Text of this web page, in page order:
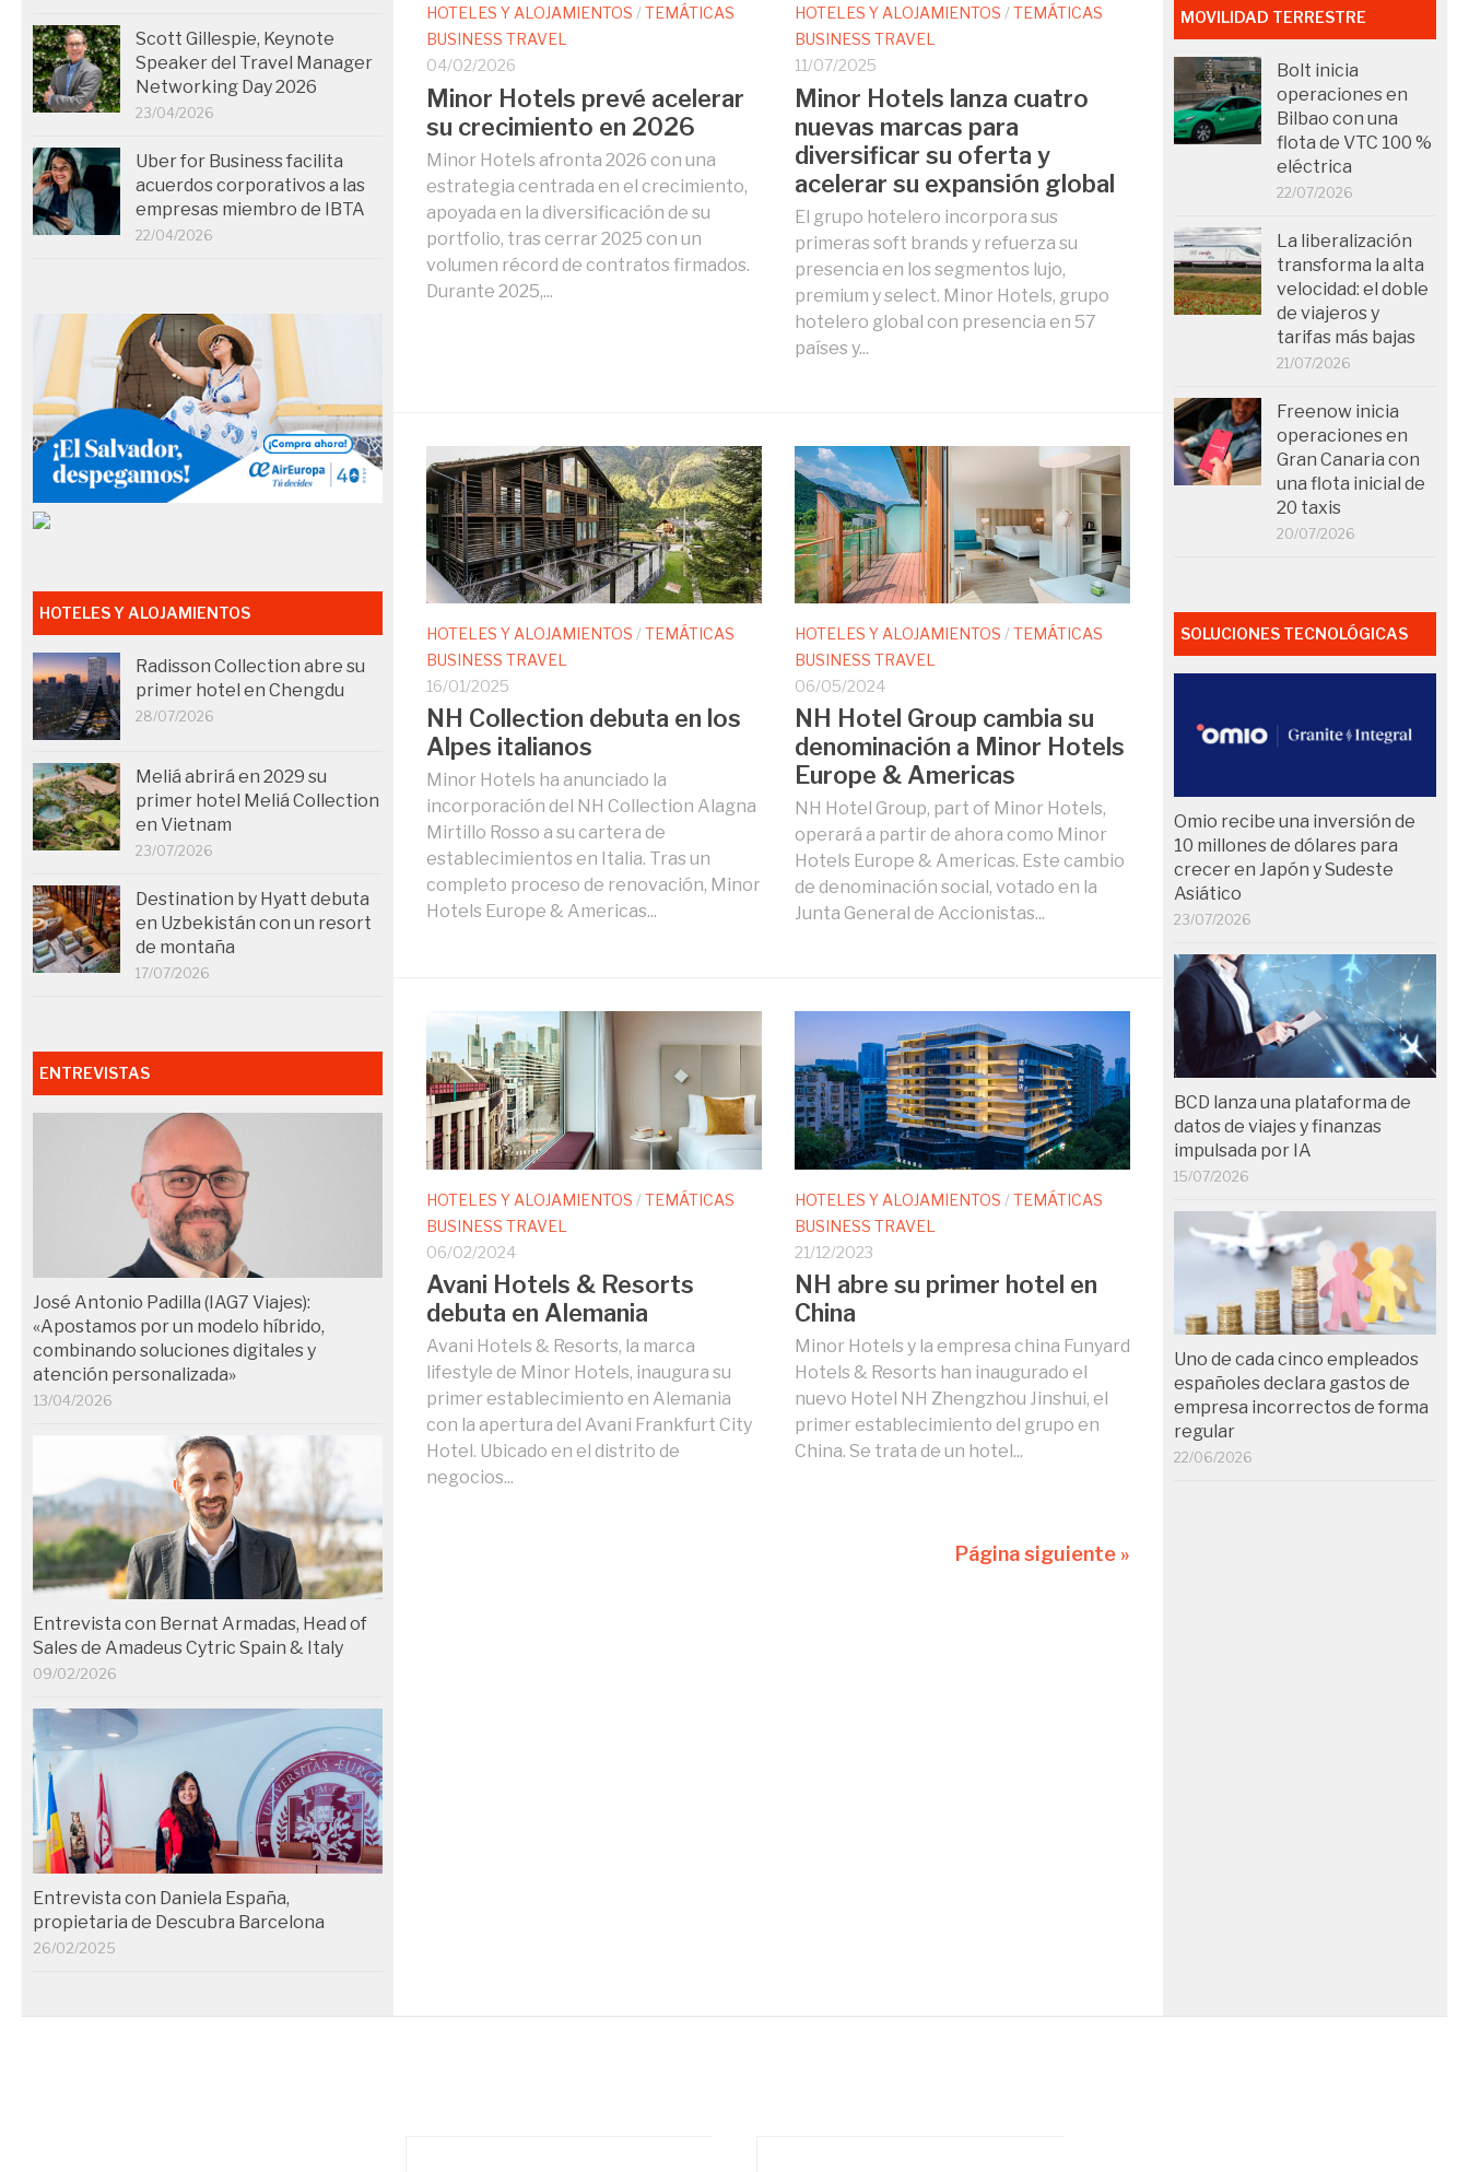
HOTELES Y ALOJAMIENTOS /TEMÁTICAS
BUSINESS TRAVEL
04/02/2026
Minor Hotels prevé acelerar
su crecimiento en 2026
Minor Hotels afronta 2026 con una
estrategia centrada en el crecimiento,
apoyada en la diversificación de su
portfolio, tras cerrar 2025 con un
volumen récord de contratos firmados.
Durante 2025,...
HOTELES Y ALOJAMIENTOS /TEMÁTICAS
BUSINESS TRAVEL
11/07/2025
Minor Hotels lanza cuatro
nuevas marcas para
diversificar su oferta y
acelerar su expansión global
El grupo hotelero incorpora sus
primeras soft brands y refuerza su
presencia en los segmentos lujo,
premium y select. Minor Hotels, grupo
hotelero global con presencia en 57
países y...
HOTELES Y ALOJAMIENTOS /TEMÁTICAS
BUSINESS TRAVEL
16/01/2025
NH Collection debuta en los
Alpes italianos
Minor Hotels ha anunciado la
incorporación del NH Collection Alagna
Mirtillo Rosso a su cartera de
establecimientos en Italia. Tras un
completo proceso de renovación, Minor
Hotels Europe & Americas...
HOTELES Y ALOJAMIENTOS /TEMÁTICAS
BUSINESS TRAVEL
06/05/2024
NH Hotel Group cambia su
denominación a Minor Hotels
Europe & Americas
NH Hotel Group, part of Minor Hotels,
operará a partir de ahora como Minor
Hotels Europe & Americas. Este cambio
de denominación social, votado en la
Junta General de Accionistas...
HOTELES Y ALOJAMIENTOS /TEMÁTICAS
BUSINESS TRAVEL
06/02/2024
Avani Hotels & Resorts
debuta en Alemania
Avani Hotels & Resorts, la marca
lifestyle de Minor Hotels, inaugura su
primer establecimiento en Alemania
con la apertura del Avani Frankfurt City
Hotel. Ubicado en el distrito de
negocios...
HOTELES Y ALOJAMIENTOS /TEMÁTICAS
BUSINESS TRAVEL
21/12/2023
NH abre su primer hotel en
China
Minor Hotels y la empresa china Funyard
Hotels & Resorts han inaugurado el
nuevo Hotel NH Zhengzhou Jinshui, el
primer establecimiento del grupo en
China. Se trata de un hotel...
Página siguiente »
Scott Gillespie, Keynote
Speaker del Travel Manager
Networking Day 2026
23/04/2026
Uber for Business facilita
acuerdos corporativos a las
empresas miembro de IBTA
22/04/2026
HOTELES Y ALOJAMIENTOS
Radisson Collection abre su
primer hotel en Chengdu
28/07/2026
Meliá abrirá en 2029 su
primer hotel Meliá Collection
en Vietnam
23/07/2026
Destination by Hyatt debuta
en Uzbekistán con un resort
de montaña
17/07/2026
ENTREVISTAS
José Antonio Padilla (IAG7 Viajes):
«Apostamos por un modelo híbrido,
combinando soluciones digitales y
atención personalizada»
13/04/2026
Entrevista con Bernat Armadas, Head of
Sales de Amadeus Cytric Spain & Italy
09/02/2026
Entrevista con Daniela España,
propietaria de Descubra Barcelona
26/02/2025
MOVILIDAD TERRESTRE
Bolt inicia
operaciones en
Bilbao con una
flota de VTC 100 %
eléctrica
22/07/2026
La liberalización
transforma la alta
velocidad: el doble
de viajeros y
tarifas más bajas
21/07/2026
Freenow inicia
operaciones en
Gran Canaria con
una flota inicial de
20 taxis
20/07/2026
SOLUCIONES TECNOLÓGICAS
Omio recibe una inversión de
10 millones de dólares para
crecer en Japón y Sudeste
Asiático
23/07/2026
BCD lanza una plataforma de
datos de viajes y finanzas
impulsada por IA
15/07/2026
Uno de cada cinco empleados
españoles declara gastos de
empresa incorrectos de forma
regular
22/06/2026